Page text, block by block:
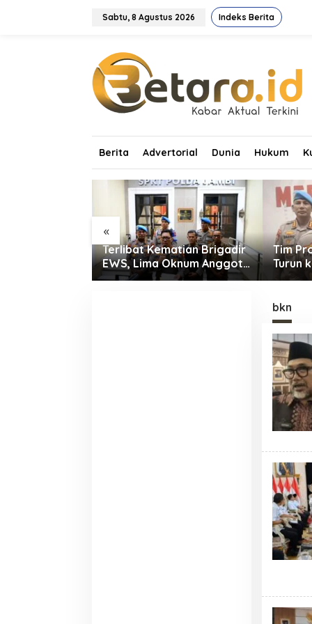
Sabtu, 8 Agustus 2026 Indeks Berita
Berita Advertorial Dunia Hukum
«
Terlibat Kematian Brigadir
EWS, Lima Oknum Anggota
Polri Dipecat
Tim
Turun
bkn